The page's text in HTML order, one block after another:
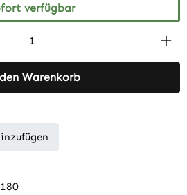
verfügbar
Gib den gewünschten
Warenkorb